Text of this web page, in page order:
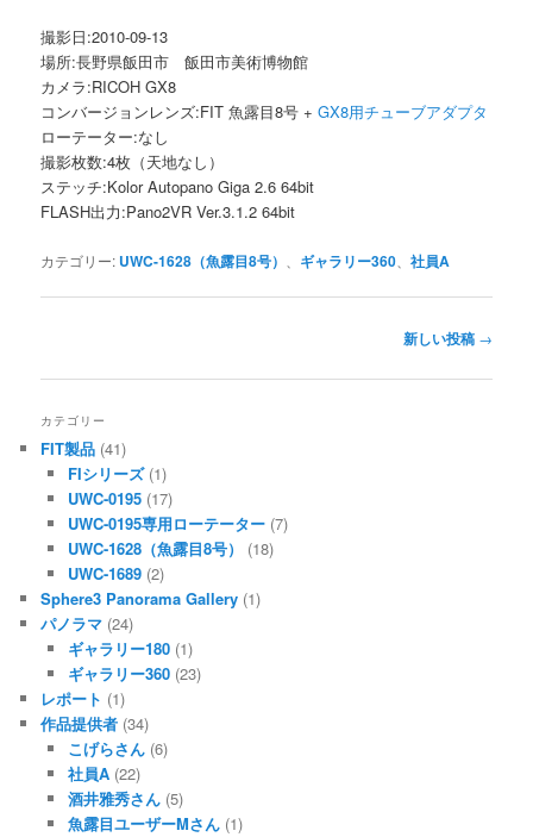
撮影日:2010-09-13
場所:長野県飯田市 飯田市美術博物館
カメラ:RICOH GX8
コンバージョンレンズ:FIT 魚露目8号 +GX8用チューブアダプタ
ローテーター:なし
撮影枚数:4枚（天地なし）
ステッチ:Kolor Autopano Giga 2.6 64bit
FLASH出力:Pano2VR Ver.3.1.2 64bit
カテゴリー: UWC-1628（魚露目8号） ギャラリー360 、社員A
ナ
ー
新しい投稿 →
カテゴリー
FIT製品 (41)
FIシリーズ(1)
UWC-0195(17)
UWC-0195専用ローテーター(7)
UWC-1628（魚露目8号）
(18)
UWC-1689(2)
Sphere3 Panorama Gallery (1)
パノラマ (24)
ギャラリー180(1)
ギャラリー360(23)
レポート (1)
作品提供者 (34)
こげらさん(6)
社員A(22)
酒井雅秀さん(5)
魚露目ユーザーMさん(1)